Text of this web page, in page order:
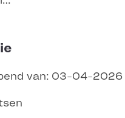
van: 03-04-